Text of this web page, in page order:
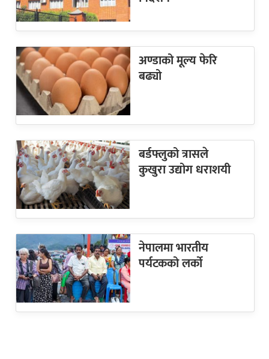
अण्डाको मूल्य फेरि
बढ्यो
बर्डफ्लुको त्रासले
कुखुरा उद्योग धराशयी
नेपालमा भारतीय
पर्यटकको लर्को